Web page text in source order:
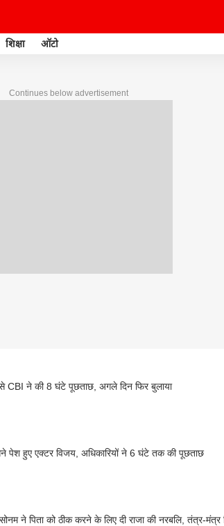
शिक्षा ऑटो
Continues below advertisement
CBI ने की 8 घंटे पूछताछ, अगले दिन फिर बुलाया
हुए एक्टर विजय, अधिकारियों ने 6 घंटे तक की पूछताछ
ने पिता को ठीक करने के लिए दी राजा की नरबलि, तंत्र-मंत्र